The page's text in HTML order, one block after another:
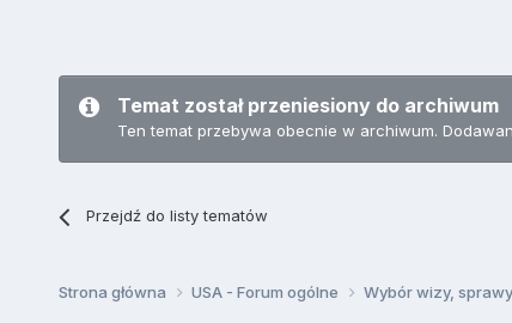
Temat został przeniesiony do archiwum
Ten temat przebywa obecnie w archiwum.
Przejdź do listy tematów
Strona główna USA - Forum ogólne Wybór wizy,